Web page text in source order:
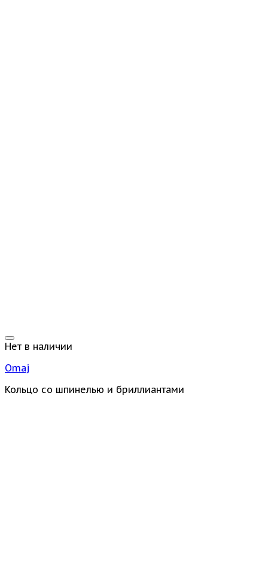
Нет в наличии
Omaj
Кольцо со шпинелью и бриллиантами